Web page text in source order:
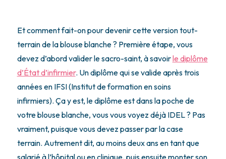
Et comment fait-on pour devenir cette version tout-
terrain de la blouse blanche ? Première étape, vous
devez d’abord valider le sacro-saint, à savoirle diplôme
d’État d’infirmier. Un diplôme qui se valide après trois
années en IFSI (Institut de formation en soins
infirmiers). Ça y est, le diplôme est dans la poche de
votre blouse blanche, vous vous voyez déjà IDEL ? Pas
vraiment, puisque vous devez passer par la case
terrain. Autrement dit, au moins deux ans en tant que